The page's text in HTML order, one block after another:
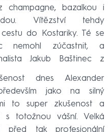
champagne, bazalkou i
Vítězství tehdy
do Kostariky. Té se
nemohl zúčastnit, a
Jakub Baštinec z
dnes Alexander
jako na silný
to super zkušenost a
totožnou vášní. Velká
před tak profesionální